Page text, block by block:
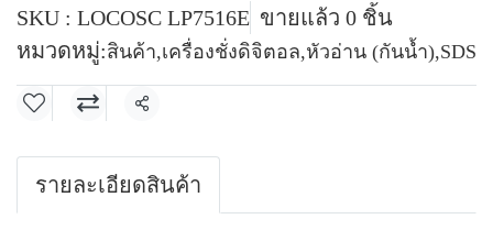
SKU : LOCOSC LP7516E ขายแล้ว 0 ชิ้น
หมวดหมู่:สินค้า,เครื่องชั่งดิจิตอล,หัวอ่าน (กันน้ำ),SDS
แชร์
รายละเอียดสินค้า